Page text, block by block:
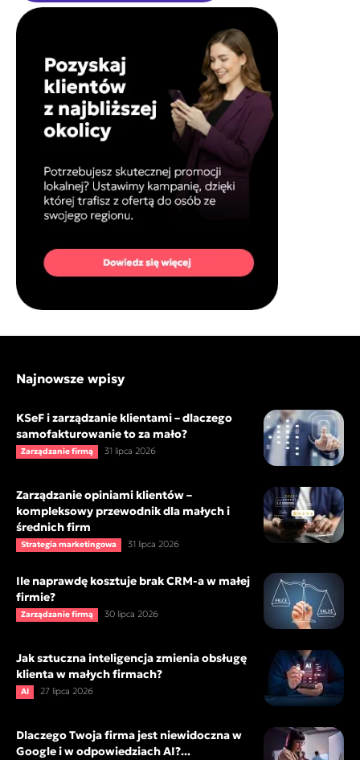
Najnowsze wpisy
KSeF i zarządzanie klientami – dlaczego
samofakturowanie to za mało?
Zarządzanie firmą 31 lipca 2026
Zarządzanie opiniami klientów –
kompleksowy przewodnik dla małych i
średnich firm
Strategia marketingowa 31 lipca 2026
Ile naprawdę kosztuje brak CRM-a w małej
firmie?
Zarządzanie firmą 30 lipca 2026
Jak sztuczna inteligencja zmienia obsługę
klienta w małych firmach?
AI 27 lipca 2026
Dlaczego Twoja firma jest niewidoczna w
Google i w odpowiedziach AI?...